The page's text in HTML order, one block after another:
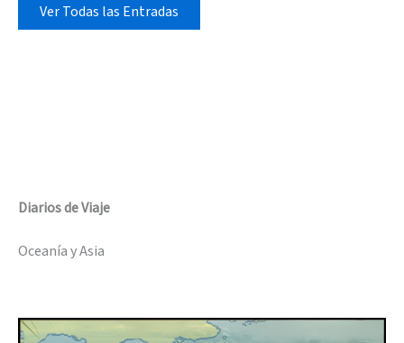
Ver Todas las Entradas
Diarios de Viaje
Oceanía y Asia